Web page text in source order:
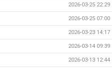
2026-03-25 22:29
2026-03-25 07:00
2026-03-23 14:17
2026-03-14 09:39
2026-03-13 12:44